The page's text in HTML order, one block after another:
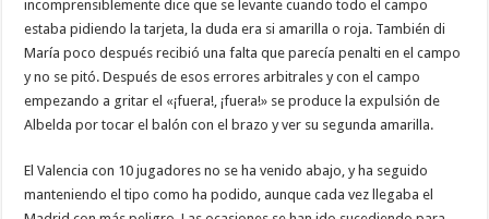
incomprensiblemente dice que se levante cuando todo el campo
estaba pidiendo la tarjeta, la duda era si amarilla o roja. También di
María poco después recibió una falta que parecía penalti en el campo
y no se pitó. Después de esos errores arbitrales y con el campo
empezando a gritar el «¡fuera!, ¡fuera!» se produce la expulsión de
Albelda por tocar el balón con el brazo y ver su segunda amarilla.
El Valencia con 10 jugadores no se ha venido abajo, y ha seguido
manteniendo el tipo como ha podido, aunque cada vez llegaba el